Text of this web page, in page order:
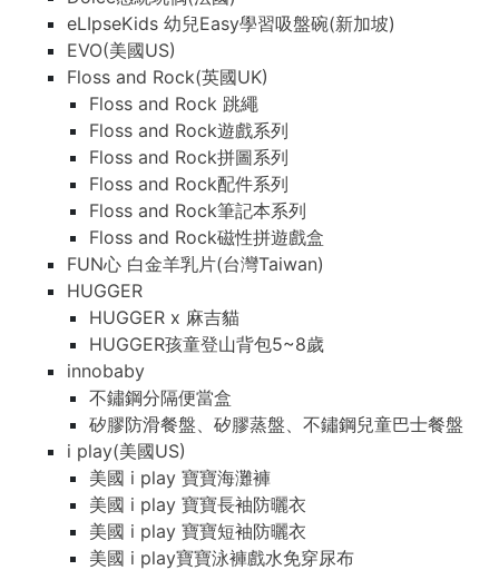
eLIpseKids 幼兒Easy學習吸盤碗(新加坡)
EVO(美國US)
Floss and Rock(英國UK)
Floss and Rock 跳繩
Floss and Rock遊戲系列
Floss and Rock拼圖系列
Floss and Rock配件系列
Floss and Rock筆記本系列
Floss and Rock磁性拼遊戲盒
FUN心 白金羊乳片(台灣Taiwan)
HUGGER
HUGGER x 麻吉貓
HUGGER孩童登山背包5~8歲
innobaby
不鏽鋼分隔便當盒
矽膠防滑餐盤、矽膠蒸盤、不鏽鋼兒童巴士餐盤
i play(美國US)
美國 i play 寶寶海灘褲
美國 i play 寶寶長袖防曬衣
美國 i play 寶寶短袖防曬衣
美國 i play寶寶泳褲戲水免穿尿布